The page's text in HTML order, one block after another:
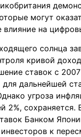
могут
влияние на
солнца
кривой
ставок с
дальнейшей
угроза
2%, сохраняется.
Банком
к